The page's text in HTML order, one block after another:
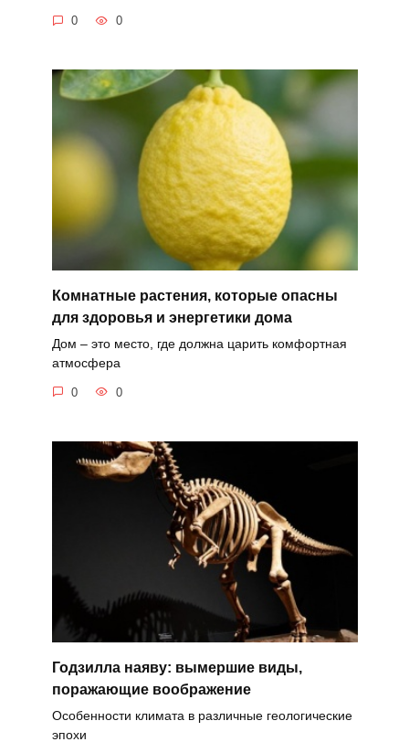
0 0
Комнатные растения, которые опасны
для здоровья и энергетики дома
Дом – это место, где должна царить комфортная
атмосфера
0 0
Годзилла наяву: вымершие виды,
поражающие воображение
Особенности климата в различные геологические
эпохи